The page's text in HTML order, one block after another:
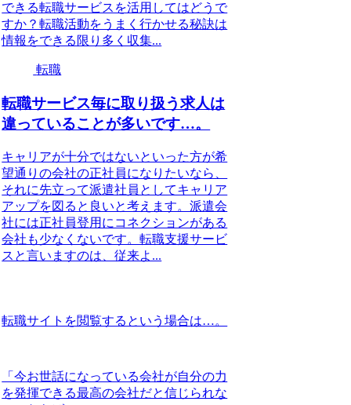
できる転職サービスを活用してはどうで
すか？転職活動をうまく行かせる秘訣は
情報をできる限り多く収集...
転職
転職サービス毎に取り扱う求人は
違っていることが多いです…。
キャリアが十分ではないといった方が希
望通りの会社の正社員になりたいなら、
それに先立って派遣社員としてキャリア
アップを図ると良いと考えます。派遣会
社には正社員登用にコネクションがある
会社も少なくないです。転職支援サービ
スと言いますのは、従来よ...
転職サイトを閲覧するという場合は…。
「今お世話になっている会社が自分の力
を発揮できる最高の会社だと信じられな